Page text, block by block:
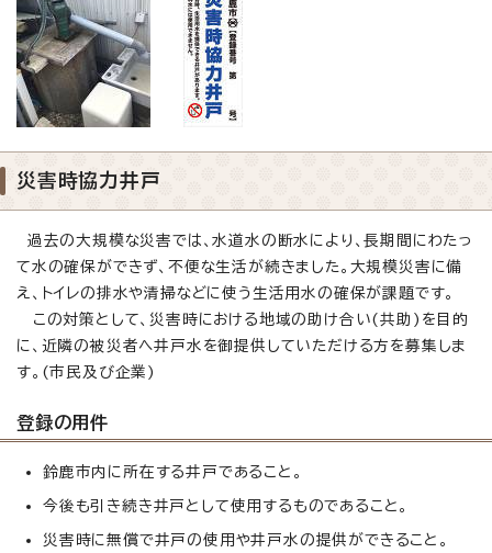
災害時協力井戸
過去の大規模な災害では、水道水の断水により、長期間にわたっ
て水の確保ができず、不便な生活が続きました。大規模災害に備
え、トイレの排水や清掃などに使う生活用水の確保が課題です。
この対策として、災害時における地域の助け合い(共助)を目的
に、近隣の被災者へ井戸水を御提供していただける方を募集しま
す。(市民及び企業)
登録の用件
鈴鹿市内に所在する井戸であること。
今後も引き続き井戸として使用するものであること。
災害時に無償で井戸の使用や井戸水の提供ができること。